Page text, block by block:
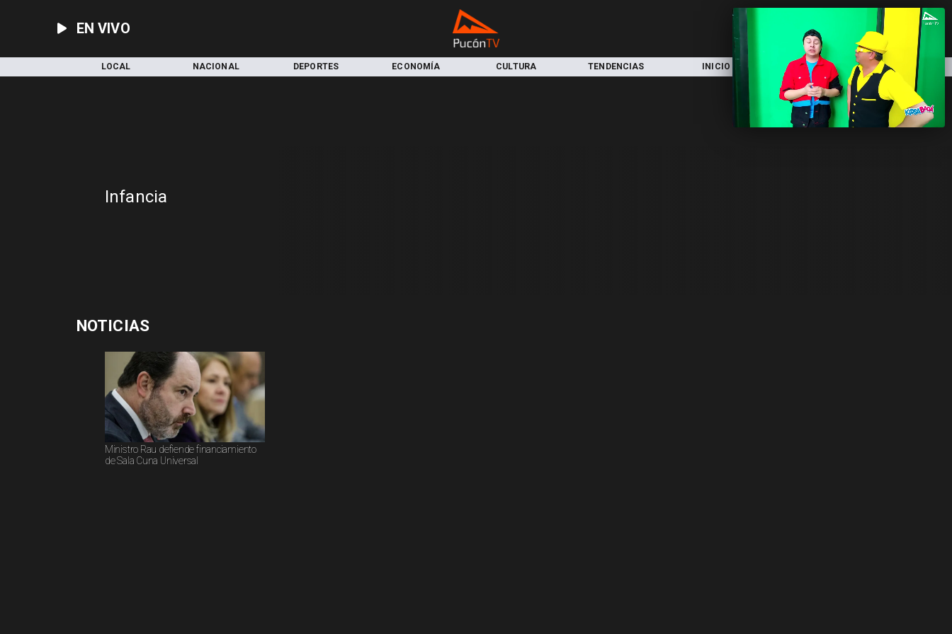
EN VIVO
LOCAL NACIONAL DEPORTES ECONOMÍA CULTURA TENDENCIAS INICIO LOCAL NACIONAL
Infancia
NOTICIAS
Ministro Rau defiende financiamiento
de Sala Cuna Universal